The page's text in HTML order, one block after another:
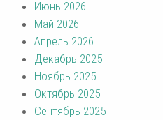
Июнь 2026
Май 2026
Апрель 2026
Декабрь 2025
Ноябрь 2025
Октябрь 2025
Сентябрь 2025